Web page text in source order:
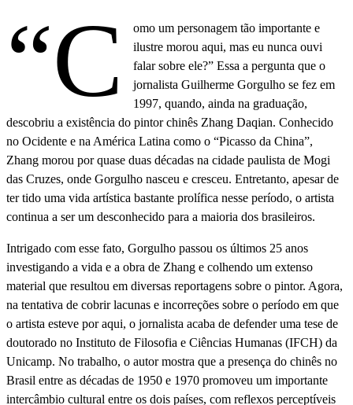
“C
omo um personagem tão importante e
ilustre morou aqui, mas eu nunca ouvi
falar sobre ele?” Essa a pergunta que o
jornalista Guilherme Gorgulho se fez em
1997, quando, ainda na graduação,
descobriu a existência do pintor chinês Zhang Daqian. Conhecido
no Ocidente e na América Latina como o “Picasso da China”,
Zhang morou por quase duas décadas na cidade paulista de Mogi
das Cruzes, onde Gorgulho nasceu e cresceu. Entretanto, apesar de
ter tido uma vida artística bastante prolífica nesse período, o artista
continua a ser um desconhecido para a maioria dos brasileiros.
Intrigado com esse fato, Gorgulho passou os últimos 25 anos
investigando a vida e a obra de Zhang e colhendo um extenso
material que resultou em diversas reportagens sobre o pintor. Agora,
na tentativa de cobrir lacunas e incorreções sobre o período em que
o artista esteve por aqui, o jornalista acaba de defender uma tese de
doutorado no Instituto de Filosofia e Ciências Humanas (IFCH) da
Unicamp. No trabalho, o autor mostra que a presença do chinês no
Brasil entre as décadas de 1950 e 1970 promoveu um importante
intercâmbio cultural entre os dois países, com reflexos perceptíveis